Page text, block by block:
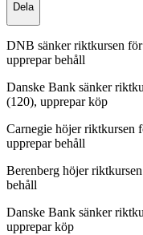
Dela
DNB sänker riktkursen
upprepar behåll
Danske Bank sänker
(120), upprepar köp
Carnegie höjer riktkursen
upprepar behåll
Berenberg höjer
behåll
Danske Bank sänker
upprepar köp